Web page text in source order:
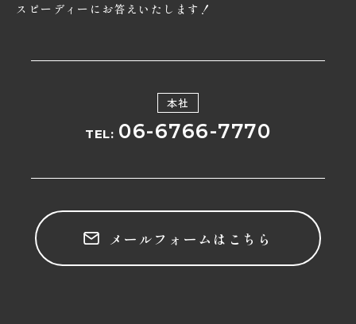
スピーディーにお答えいたします！
本社
TEL: 06-6766-7770
メールフォームはこちら